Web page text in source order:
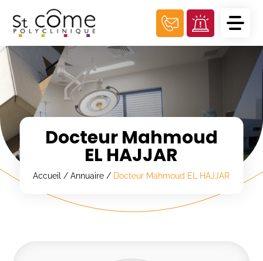
Docteur Mahmoud
EL HAJJAR
Accueil /Annuaire / Docteur Mahmoud EL HAJJAR